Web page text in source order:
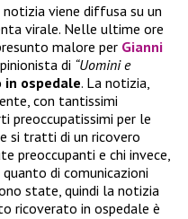
notizia viene diffusa su un
virale. Nelle ultime ore
malore per Gianni
di “Uomini e
in ospedale. La notizia,
con tantissimi
preoccupatissimi per le
si tratti di un ricovero
preoccupanti e chi invece,
di comunicazioni
state, quindi la notizia
ricoverato in ospedale è